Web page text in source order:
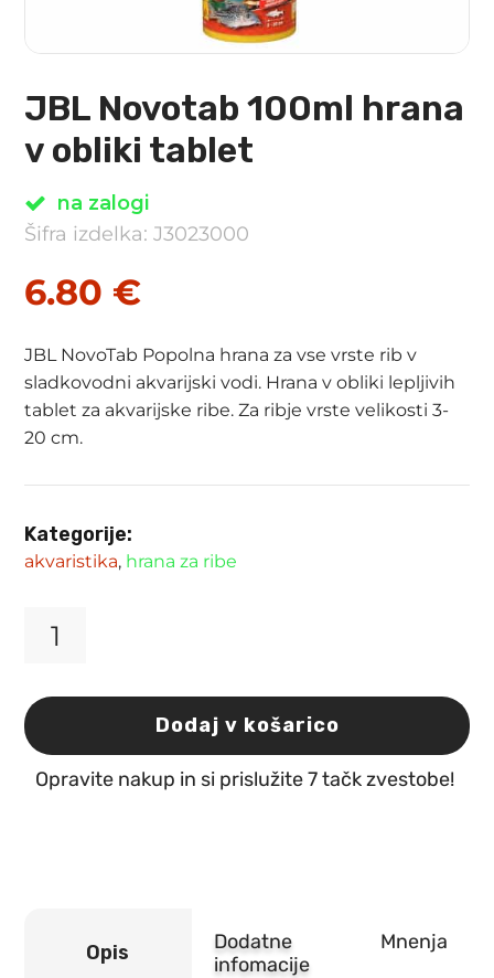
JBL Novotab 100ml hrana
v obliki tablet
na zalogi
Šifra izdelka: J3023000
6.80 €
JBL NovoTab Popolna hrana za vse vrste rib v
sladkovodni akvarijski vodi. Hrana v obliki lepljivih
tablet za akvarijske ribe. Za ribje vrste velikosti 3-
20 cm.
Kategorije:
akvaristika, hrana za ribe
100ml
hrana
v
obliki
tablet
Dodaj v košarico
Opravite nakup in si prislužite 7 tačk zvestobe!
Opis
Dodatne
infomacije
Mnenja